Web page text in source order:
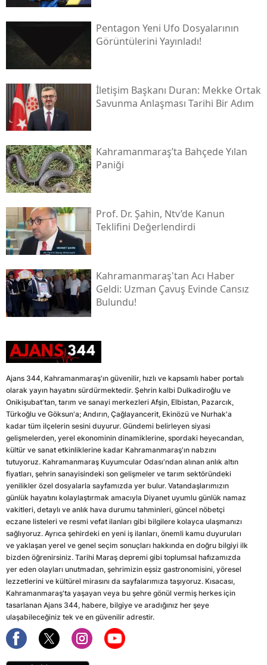
Pentagon Yeni Ufo Dosyalarının
Görüntülerini Yayınladı!
İletişim Başkanı Duran: Mekke Ortak
Savunma Anlaşması Tarihi Bir Adım
Kahramanmaraş’ta Bahçede Yılan
Paniği
Prof. Dr. Şahin, Ntv’de Kanun
Teklifini Değerlendirdi
Kahramanmaraş'tan Acı Haber
Geldi: Uzman Çavuş Evinde Cansız
Bulundu!
Ajans 344, Kahramanmaraş'ın güvenilir, hızlı ve kapsamlı haber portalı
olarak yayın hayatını sürdürmektedir. Şehrin kalbi Dulkadiroğlu ve
Onikişubat'tan, tarım ve sanayi merkezleri Afşin, Elbistan, Pazarcık,
Türkoğlu ve Göksun'a; Andırın, Çağlayancerit, Ekinözü ve Nurhak'a
kadar tüm ilçelerin sesini duyurur. Gündemi belirleyen siyasi
gelişmelerden, yerel ekonominin dinamiklerine, spordaki heyecandan,
kültür ve sanat etkinliklerine kadar Kahramanmaraş'ın nabzını
tutuyoruz. Kahramanmaraş Kuyumcular Odası'ndan alınan anlık altın
fiyatları, şehrin sanayisindeki son gelişmeler ve tarım sektöründeki
yenilikler özel dosyalarla sayfamızda yer bulur. Vatandaşlarımızın
günlük hayatını kolaylaştırmak amacıyla Diyanet uyumlu günlük namaz
vakitleri, detaylı ve anlık hava durumu tahminleri, güncel nöbetçi
eczane listeleri ve resmi vefat ilanları gibi bilgilere kolayca ulaşmanızı
sağlıyoruz. Ayrıca şehirdeki en yeni iş ilanları, önemli kamu duyuruları
ve yaklaşan yerel ve genel seçim sonuçları hakkında en doğru bilgiyi ilk
bizden öğrenirsiniz. Tarihi Maraş depremi gibi toplumsal hafızamızda
yer eden olayları unutmadan, şehrimizin eşsiz gastronomisini, yöresel
lezzetlerini ve kültürel mirasını da sayfalarımıza taşıyoruz. Kısacası,
Kahramanmaraş'ta yaşayan veya bu şehre gönül vermiş herkes için
tasarlanan Ajans 344, habere, bilgiye ve aradığınız her şeye
ulaşabileceğiniz tek ve en güvenilir adrestir.